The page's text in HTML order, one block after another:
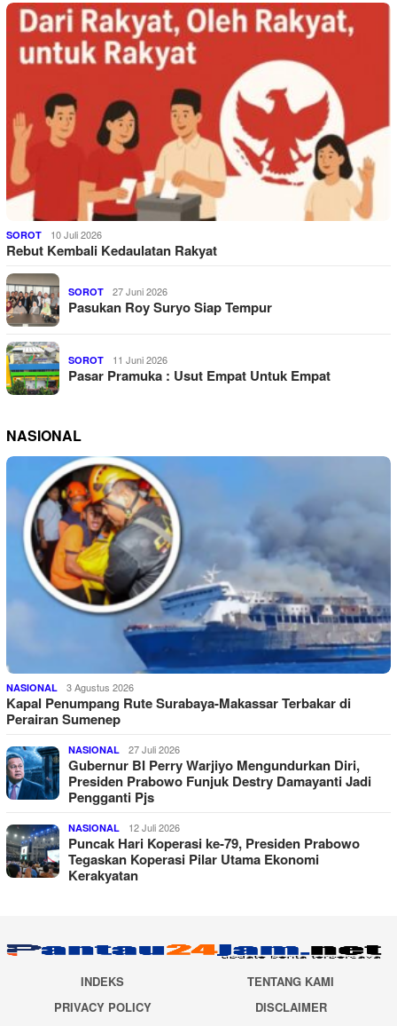
SOROT 10 Juli 2026
Rebut Kembali Kedaulatan Rakyat
SOROT 27 Juni 2026
Pasukan Roy Suryo Siap Tempur
SOROT 11 Juni 2026
Pasar Pramuka : Usut Empat Untuk Empat
NASIONAL
NASIONAL 3 Agustus 2026
Kapal Penumpang Rute Surabaya-Makassar Terbakar di
Perairan Sumenep
NASIONAL 27 Juli 2026
Gubernur BI Perry Warjiyo Mengundurkan Diri,
Presiden Prabowo Funjuk Destry Damayanti Jadi
Pengganti Pjs
NASIONAL 12 Juli 2026
Puncak Hari Koperasi ke-79, Presiden Prabowo
Tegaskan Koperasi Pilar Utama Ekonomi
Kerakyatan
INDEKS
TENTANG KAMI
PRIVACY POLICY
DISCLAIMER